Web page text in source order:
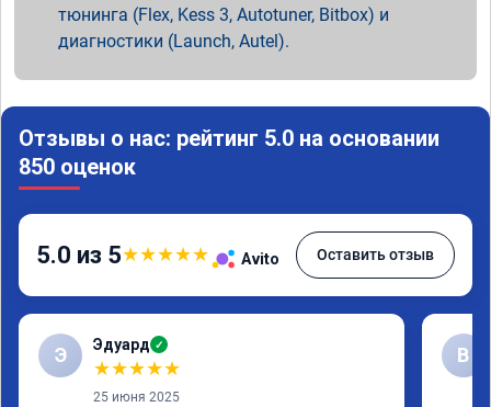
тюнинга (Flex, Kess 3, Autotuner, Bitbox) и
диагностики (Launch, Autel).
Отзывы о нас: рейтинг 5.0 на основании
850 оценок
5.0 из 5★★★★★ Avito Оставить отзыв
Э Эдуард ✓
★★★★★
25 июня 2025
В